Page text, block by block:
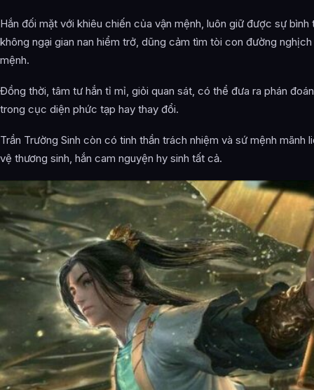
Hắn đối mặt với khiêu chiến của vận mệnh, luôn giữ được sự bình
không ngại gian nan hiểm trở, dũng cảm tìm tòi con đường
mệnh.
Đồng thời, tâm tư hắn tỉ mỉ, giỏi quan sát, có thể đưa ra phán
trong cục diện phức tạp hay thay đổi.
Trần Trường Sinh còn có tinh thần trách nhiệm và sứ mệnh mãnh
vệ thương sinh, hắn cam nguyện hy sinh tất cả.